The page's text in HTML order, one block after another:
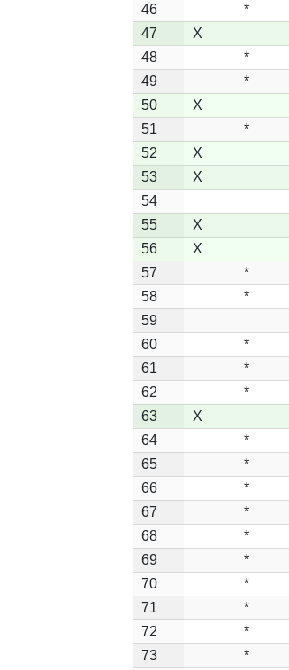
46
*
47
X
48
*
49
*
50
X
51
*
52
X
53
X
54
55
X
56
X
57
*
58
*
59
60
*
61
*
62
*
63
X
64
*
65
*
66
*
67
*
68
*
69
*
70
*
71
*
72
*
73
*